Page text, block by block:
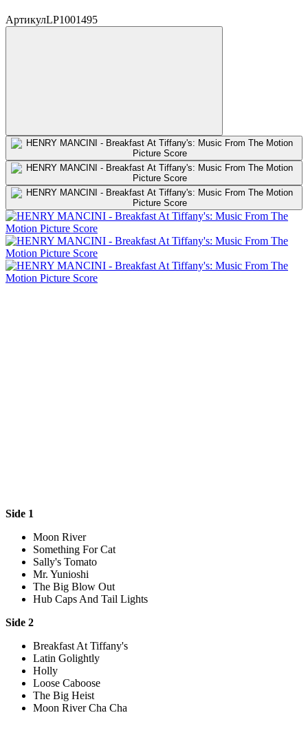
АртикулLP1001495
Side 1
Moon River
Something For Cat
Sally's Tomato
Mr. Yunioshi
The Big Blow Out
Hub Caps And Tail Lights
Side 2
Breakfast At Tiffany's
Latin Golightly
Holly
Loose Caboose
The Big Heist
Moon River Cha Cha